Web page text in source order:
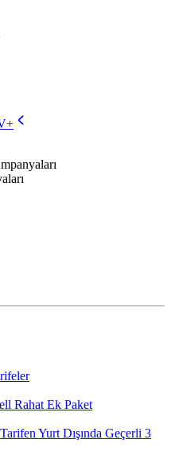
Rahat Ek Paket
Yurt Dışında Geçerli 3